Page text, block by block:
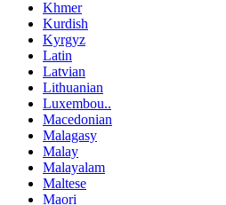
Khmer
Kurdish
Kyrgyz
Latin
Latvian
Lithuanian
Luxembou..
Macedonian
Malagasy
Malay
Malayalam
Maltese
Maori